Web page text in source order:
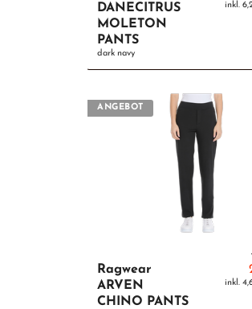
DANECITRUS
MOLETON
PANTS
dark navy
inkl.
ANGEBOT
Ragwear
ARVEN
CHINO PANTS
inkl.